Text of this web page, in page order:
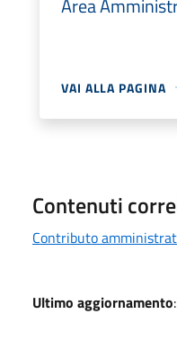
VAI ALLA PAGINA
Contenuti
Contributo
Ultimo aggiornamento